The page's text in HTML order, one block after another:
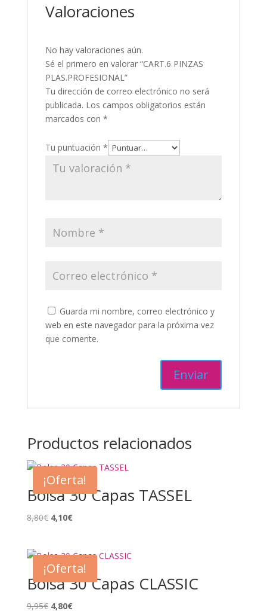
Valoraciones
No hay valoraciones aún.
Sé el primero en valorar “CART.6 PINZAS
PLAS.PROFESIONAL”
Tu dirección de correo electrónico no será
publicada. Los campos obligatorios están
marcados con *
Tu puntuación *
Guarda mi nombre, correo electrónico y
web en este navegador para la próxima vez
que comente.
Productos relacionados
¡Oferta!
Bolsa 30 Capas TASSEL
8,80€ El
era:
8,80€.
4,10€El
es:
4,10€.
¡Oferta!
Bolsa 30 Capas CLASSIC
9,95€ El
4,80€El